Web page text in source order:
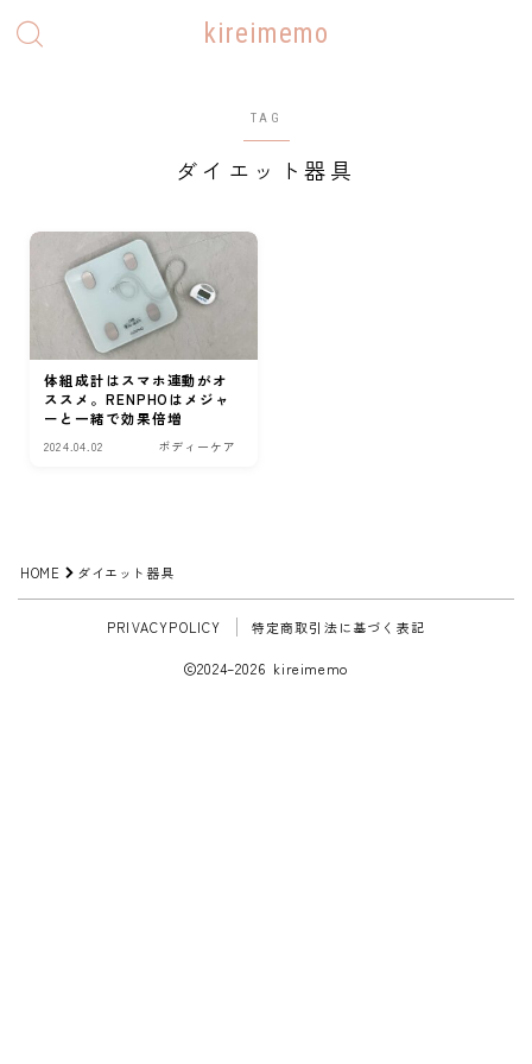
kireimemo
TAG
ダイエット器具
体組成計はスマホ連動がオ
ススメ。RENPHOはメジャ
ーと一緒で効果倍増
2024.04.02 ボディーケア
HOME ダイエット器具
PRIVACYPOLICY 特定商取引法に基づく表記
2024–2026 kireimemo